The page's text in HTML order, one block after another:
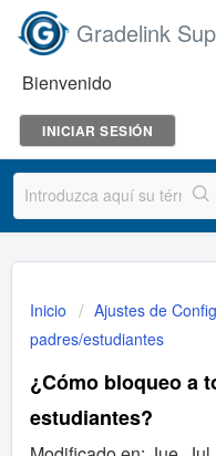
Gradelink
Bienvenido
INICIAR SESIÓN
Inicio Ajustes de
padres/estudiantes
¿Cómo bloqueo a
estudiantes?